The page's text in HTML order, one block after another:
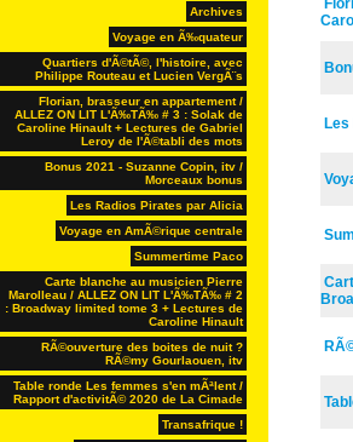
Archives
Voyage en Ã‰quateur
Quartiers d'Ã©tÃ©, l'histoire, avec
Philippe Routeau et Lucien VergÃ¨s
Florian, brasseur en appartement /
ALLEZ ON LIT L'Ã‰TÃ‰ # 3 : Solak de
Caroline Hinault + Lectures de Gabriel
Leroy de l'Ã©tabli des mots
Bonus 2021 - Suzanne Copin, itv /
Morceaux bonus
Les Radios Pirates par Alicia
Voyage en AmÃ©rique centrale
Summertime Paco
Carte blanche au musicien Pierre
Marolleau / ALLEZ ON LIT L'Ã‰TÃ‰ # 2
: Broadway limited tome 3 + Lectures de
Caroline Hinault
RÃ©ouverture des boites de nuit ?
RÃ©my Gourlaouen, itv
Table ronde Les femmes s'en mÃªlent /
Rapport d'activitÃ© 2020 de La Cimade
Transafrique !